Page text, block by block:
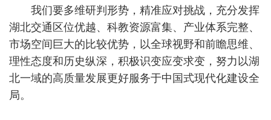
我们要多维研判形势，精准应对挑战，充分发挥
湖北交通区位优越、科教资源富集、产业体系完整、
市场空间巨大的比较优势，以全球视野和前瞻思维、
理性态度和历史纵深，积极识变应变求变，努力以湖
北一域的高质量发展更好服务于中国式现代化建设全
局。